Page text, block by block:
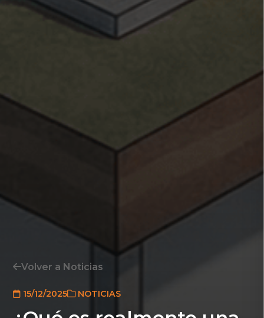
Volver a Noticias
15/12/2025 NOTICIAS